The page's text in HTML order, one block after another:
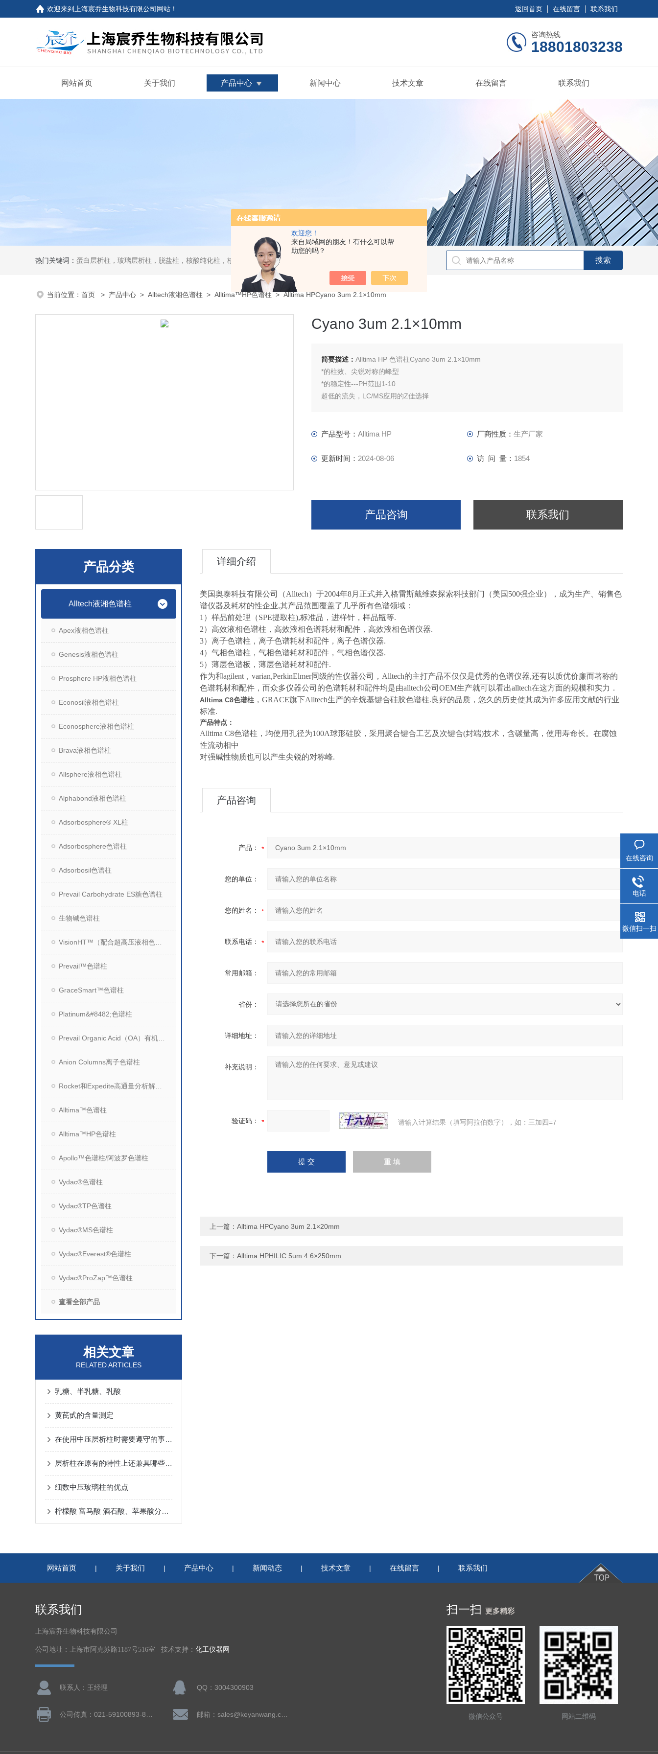
欢迎您！
来自局域网的朋友！有什么可以帮
助您的吗？
欢迎来到上海宸乔生物科技有限公司网站！ 返回首页 在线留言 联系我们
咨询热线
18801803238
网站首页 关于我们 产品中心 新闻中心 技术文章 在线留言 联系我们
热门关键词： 蛋白层析柱，玻璃层析柱，脱盐柱，核酸纯化柱，核酸分离柱，DAC制备柱，分子筛空柱，装柱机
当前位置： 首页 > 产品中心 > Alltech液湘色谱柱 > Alltima™HP色谱柱> Alltima HPCyano 3um 2.1×10mm
Cyano 3um 2.1×10mm
简要描述： Alltima HP 色谱柱Cyano 3um 2.1×10mm
*的柱效、尖锐对称的峰型
*的稳定性---PH范围1-10
超低的流失，LC/MS应用的Z佳选择
C18 AQ：100%水性相容，适合分离水溶性样品
产品型号： Alltima HP 厂商性质： 生产厂家
更新时间： 2024-08-06 访 问 量： 1854
产品咨询 联系我们
产品分类
Alltech液湘色谱柱
Apex液相色谱柱
Genesis液相色谱柱
Prosphere HP液相色谱柱
Econosil液相色谱柱
Econosphere液相色谱柱
Brava液相色谱柱
Allsphere液相色谱柱
Alphabond液相色谱柱
Adsorbosphere® XL柱
Adsorbosphere色谱柱
Adsorbosil色谱柱
Prevail Carbohydrate ES糖色谱柱
生物碱色谱柱
Prevail™色谱柱
GraceSmart™色谱柱
Platinum&#8482;色谱柱
Anion Columns离子色谱柱
Alltima™色谱柱
Alltima™HP色谱柱
Apollo™色谱柱/阿波罗色谱柱
Vydac®色谱柱
Vydac®TP色谱柱
Vydac®MS色谱柱
Vydac®Everest®色谱柱
Vydac®ProZap™色谱柱
查看全部产品
相关文章
RELATED ARTICLES
乳糖、半乳糖、乳酸
黄芪甙的含量测定
在使用中压层析柱时需要遵守的事项分享
层析柱在原有的特性上还兼具哪些特点？
细数中压玻璃柱的优点
柠檬酸 富马酸 酒石酸、苹果酸分析柱
详细介绍
美国奥泰科技有限公司（Alltech）于2004年8月正式并入格雷斯戴维森探索科技部门（美国500强企业），成为生产、销售色
谱仪器及耗材的性企业,其产品范围覆盖了几乎所有色谱领域：
1）样品前处理（SPE提取柱),标准品，进样针，样品瓶等.
2）高效液相色谱柱，高效液相色谱耗材和配件，高效液相色谱仪器.
3）离子色谱柱，离子色谱耗材和配件，离子色谱仪器.
4）气相色谱柱，气相色谱耗材和配件，气相色谱仪器.
5）薄层色谱板，薄层色谱耗材和配件.
作为和agilent，varian,PerkinElmer同级的性仪器公司，Alltech的主打产品不仅仅是优秀的色谱仪器,还有以质优价廉而著称的
色谱耗材和配件，而众多仪器公司的色谱耗材和配件均是由alltech公司OEM生产就可以看出alltech在这方面的规模和实力．
Alltima C8色谱柱 ，GRACE旗下Alltech生产的辛烷基键合硅胶色谱柱.良好的品质，悠久的历史使其成为许多应用文献的行业
标准.
产品特点：
Alltima C8色谱柱，均使用孔径为100A球形硅胶，采用聚合键合工艺及次键合(封端)技术，含碳量高，使用寿命长。在腐蚀
性流动相中
对强碱性物质也可以产生尖锐的对称峰.
产品咨询
产品：
您的单位：
您的姓名：
联系电话：
常用邮箱：
省份：
详细地址：
补充说明：
验证码： 请输入计算结果（填写阿拉伯数字），如：三加四=7
上一篇： Alltima HPCyano 3um 2.1×20mm
下一篇： Alltima HPHILIC 5um 4.6×250mm
网站首页 | 关于我们 | 产品中心 | 新闻动态 | 技术文章 | 在线留言 | 联系我们
联系我们
上海宸乔生物科技有限公司
公司地址：上海市阿克苏路1187号516室 技术支持： 化工仪器网
联系人：王经理 QQ：3004300903
扫一扫 更多精彩
微信公众号 网站二维码
在线咨询
电话
微信扫一扫